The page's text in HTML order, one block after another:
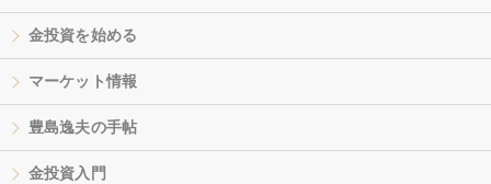
金投資を始める
マーケット情報
豊島逸夫の手帖
金投資入門